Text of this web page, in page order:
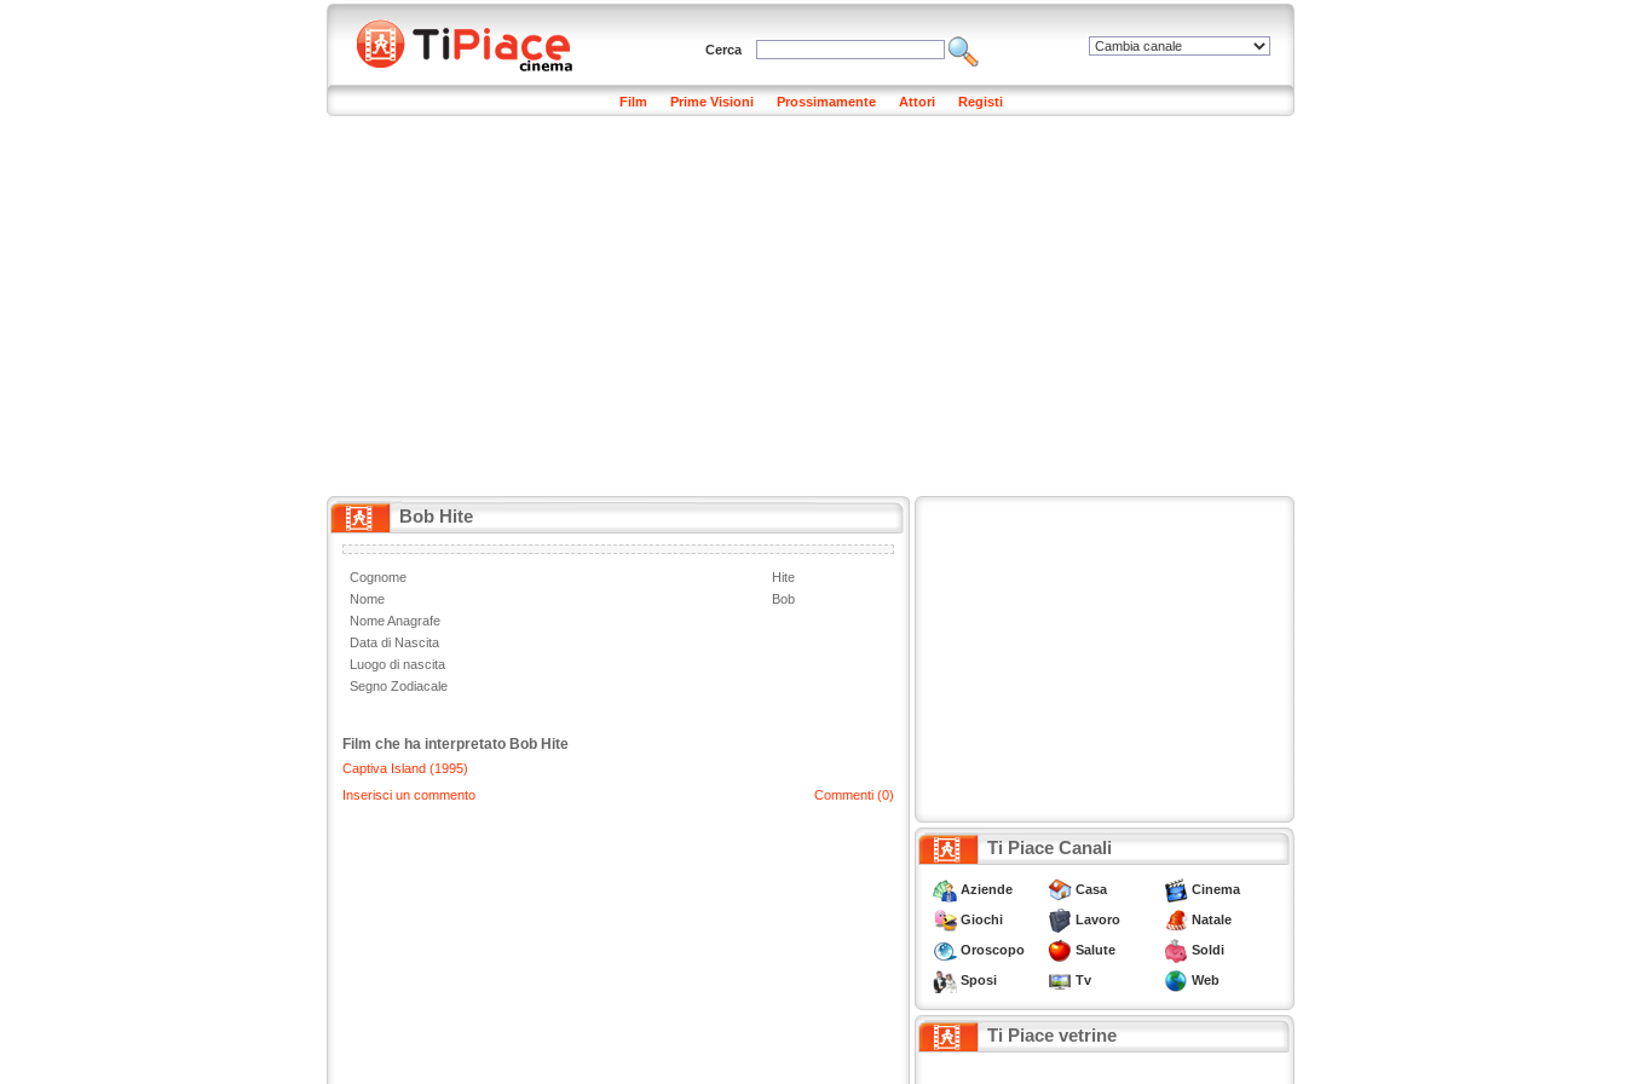
Cerca
Film Prime Visioni Prossimamente Attori Registi
Bob Hite
Cognome
Hite
Nome
Bob
Nome Anagrafe
Data di Nascita
Luogo di nascita
Segno Zodiacale
Film che ha interpretato Bob Hite
Captiva Island (1995)
Commenti (0)
Inserisci un commento
Ti Piace Canali
Aziende Casa Cinema
Giochi Lavoro Natale
Oroscopo Salute Soldi
Sposi Tv Web
Ti Piace vetrine